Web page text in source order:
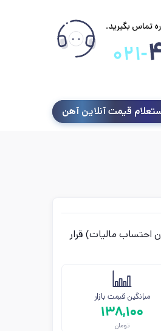
قیمت آنلاین آهن
مرداد در بازه‌ای بین ۱۳۳,۱۰۰ تا ۱۴۴,۷۰۰ تومان (بدون احتساب مالیات) قرار
میانگین قیمت بازار
۱۳۸,۱۰۰
تومان